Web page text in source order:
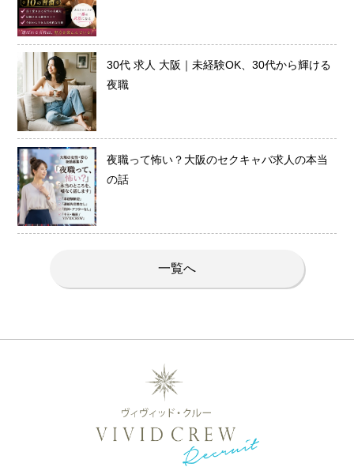
30代 求人 大阪｜未経験OK、30代から輝ける
夜職
夜職って怖い？大阪のセクキャバ求人の本当
の話
一覧へ